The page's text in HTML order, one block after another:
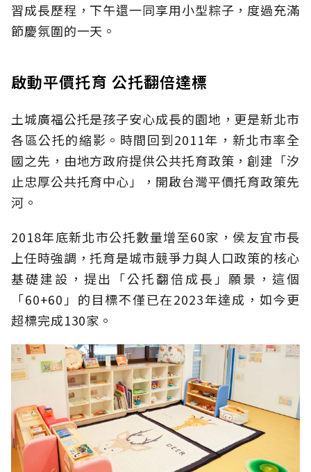
習成長歷程，下午還一同享用小型粽子，度過充滿
節慶氛圍的一天。
啟動平價托育 公托翻倍達標
土城廣福公托是孩子安心成長的園地，更是新北市
各區公托的縮影。時間回到2011年，新北市率全
國之先，由地方政府提供公共托育政策，創建「汐
止忠厚公共托育中心」，開啟台灣平價托育政策先
河。
2018年底新北市公托數量增至60家，侯友宜市長
上任時強調，托育是城市競爭力與人口政策的核心
基礎建設，提出「公托翻倍成長」願景，這個
「60+60」的目標不僅已在2023年達成，如今更
超標完成130家。